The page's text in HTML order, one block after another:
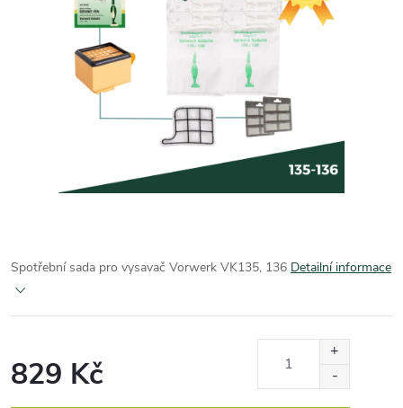
Spotřební sada pro vysavač Vorwerk VK135, 136 Detailní informace
829 Kč